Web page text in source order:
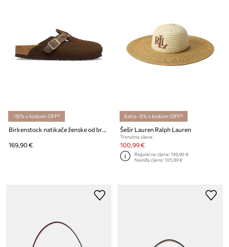
-15% s kodom: OFF*
Birkenstock natikače ženske od brušene kože Boston Braided
169,90 €
Extra -5% s kodom: OFF*
Šešir Lauren Ralph Lauren
Trenutna cijena:
100,99 €
Regularna cijena:149,90 €
Najniža cijena:105,99 €